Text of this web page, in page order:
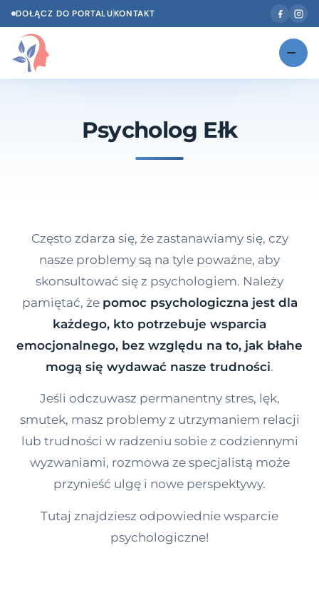
DOŁĄCZ DO PORTALUKONTAKT
Dawka wiedzy
Dla specjalistów
Kontakt
Psycholog Ełk
Często zdarza się, że zastanawiamy się, czy
nasze problemy są na tyle poważne, aby
skonsultować się z psychologiem. Należy
pamiętać, że pomoc psychologiczna jest dla
każdego, kto potrzebuje wsparcia
emocjonalnego, bez względu na to, jak błahe
mogą się wydawać nasze trudności.
Jeśli odczuwasz permanentny stres, lęk,
smutek, masz problemy z utrzymaniem relacji
lub trudności w radzeniu sobie z codziennymi
wyzwaniami, rozmowa ze specjalistą może
przynieść ulgę i nowe perspektywy.
Tutaj znajdziesz odpowiednie wsparcie
psychologiczne!